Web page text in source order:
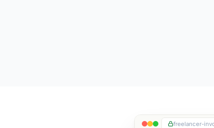
freelancer-